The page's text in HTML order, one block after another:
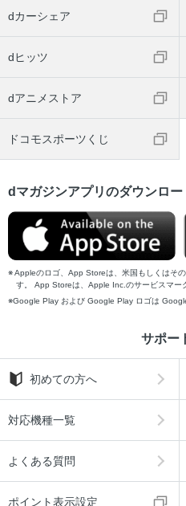
dカーシェア
dヒッツ
dアニメストア
ドコモスポーツくじ
dマガジンアプリのダウンロー
Appleのロゴ、App Storeは、米国もしくはそ
す。 App Storeは、Apple Inc.のサービスマー
Google Play および Google Play ロゴは
サポー
初めての方へ
対応機種一覧
よくある質問
ポイント表示設定